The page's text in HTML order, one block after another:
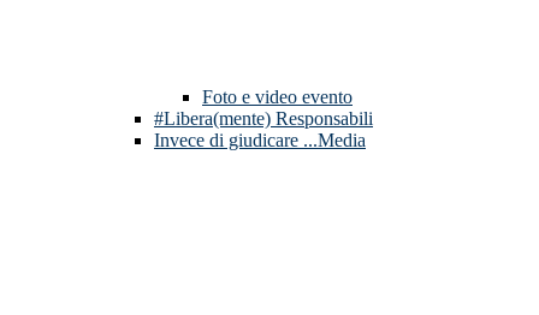
Foto e video evento
#Libera(mente) Responsabili
Invece di giudicare ...Media